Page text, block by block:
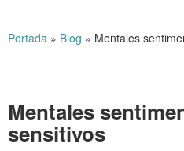
Portada » Blog » Mentales
Mentales
sensitivos